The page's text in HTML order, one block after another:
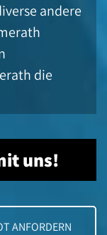
andere
die
uns!
ANFORDERN